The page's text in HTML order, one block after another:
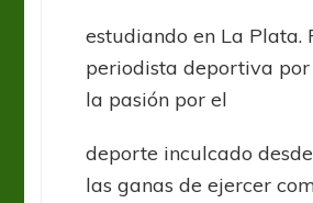
estudiando en La Plata.
periodista deportiva
la pasión por el
deporte inculcado
las ganas de ejercer